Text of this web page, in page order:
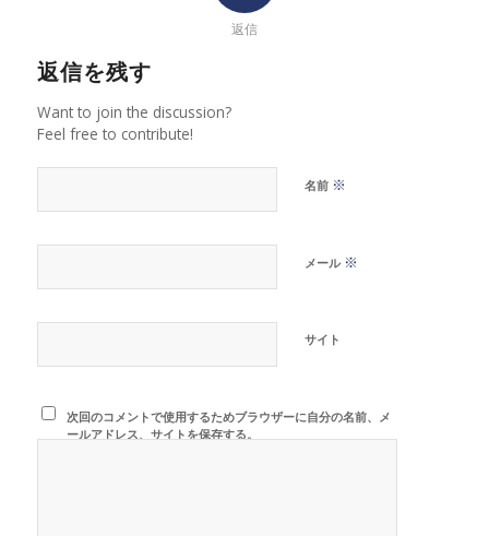
返信
返信を残す
Want to join the discussion?
Feel free to contribute!
名前 ※
メール ※
サイト
次回のコメントで使用するためブラウザーに自分の名前、メ
ールアドレス、サイトを保存する。